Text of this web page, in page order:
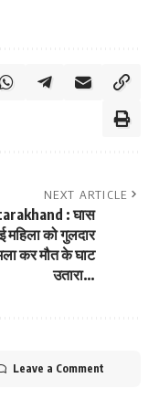
NEXT ARTICLE
: घास
महिला को गुलदार
कर मौत के घाट
उतारा…
Leave a Comment